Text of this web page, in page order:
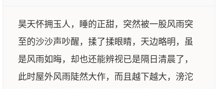
昊天怀拥玉人，睡的正甜，突然被一股风雨突
至的沙沙声吵醒，揉了揉眼睛，天边略明，虽
是风雨如晦，却也还能辨视已是隔日清晨了，
此时屋外风雨陡然大作，而且越下越大，滂沱